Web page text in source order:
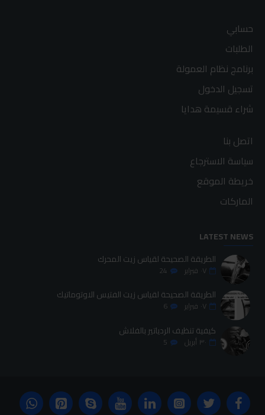
حسابي
الطلبات
برنامج نظام العمولة
تسجيل الدخول
شراء قسيمة هدايا
اتصل بنا
سياسة الاسترجاع
خريطة الموقع
الماركات
LATEST NEWS
الطريقة الصحيحة لقياس زيت المحرك
٠٧ فبراير 24
الطريقة الصحيحة لقياس زيت الفتيس الاوتوماتيك
٠٧ فبراير 6
كيفية تنظيف الردياتير بالفلاش
٣٠ أبريل 5